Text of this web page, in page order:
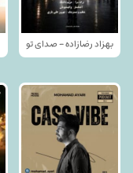
بهزاد رضازاده - صدای تو